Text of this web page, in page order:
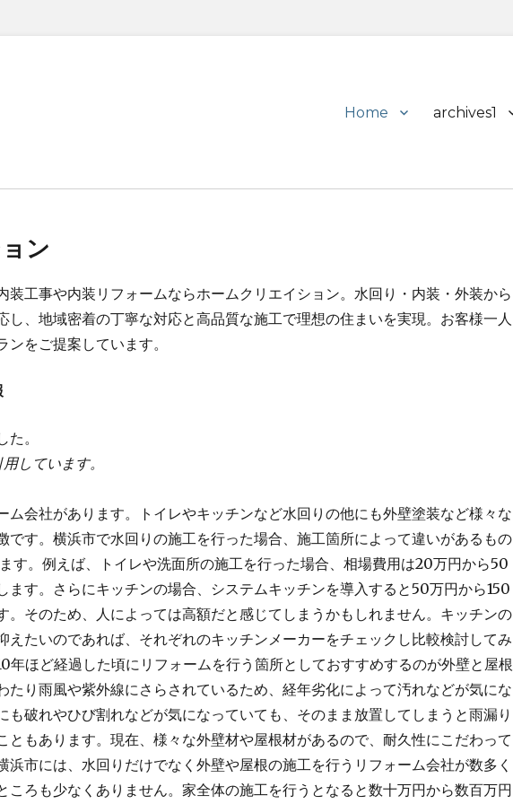
Primary
Home archives1
ン
装工事や内装リフォームならホームクリエイション。水回り・内装・外装から
し、地域密着の丁寧な対応と高品質な施工で理想の住まいを実現。お客様一人
をご提案しています。
。
しています。
ム会社があります。トイレやキッチンなど水回りの他にも外壁塗装など様々な
です。横浜市で水回りの施工を行った場合、施工箇所によって違いがあるもの
す。例えば、トイレや洗面所の施工を行った場合、相場費用は20万円から50
ます。さらにキッチンの場合、システムキッチンを導入すると50万円から150
。そのため、人によっては高額だと感じてしまうかもしれません。キッチンの
えたいのであれば、それぞれのキッチンメーカーをチェックし比較検討してみ
年ほど経過した頃にリフォームを行う箇所としておすすめするのが外壁と屋根
たり雨風や紫外線にさらされているため、経年劣化によって汚れなどが気にな
も破れやひび割れなどが気になっていても、そのまま放置してしまうと雨漏り
ともあります。現在、様々な外壁材や屋根材があるので、耐久性にこだわって
浜市には、水回りだけでなく外壁や屋根の施工を行うリフォーム会社が数多く
ころも少なくありません。家全体の施工を行うとなると数十万円から数百万円